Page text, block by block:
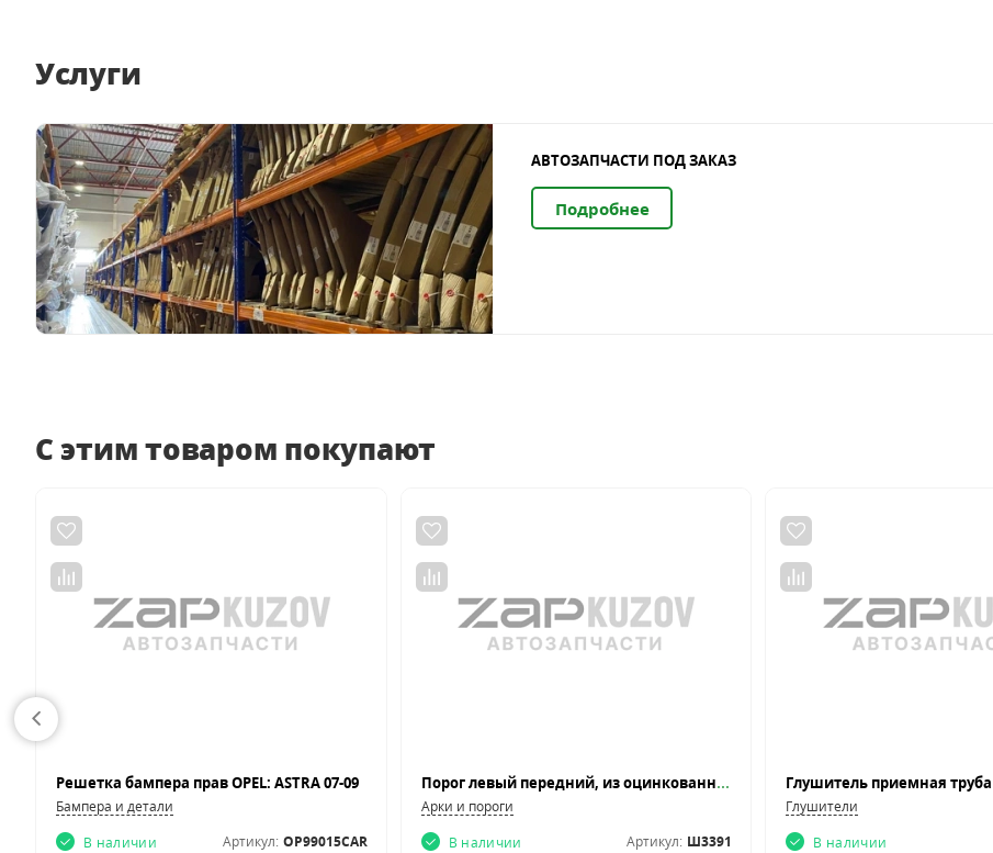
Услуги
АВТОЗАПЧАСТИ ПОД ЗАКАЗ
Подробнее
С этим товаром покупают
Решетка бампера прав OPEL: ASTRA 07-09
Бампера и детали
В наличии
Артикул: OP99015CAR
Порог левый передний, из оцинкованной стали
Арки и пороги
В наличии
Артикул: Ш3391
Глушители
В наличии